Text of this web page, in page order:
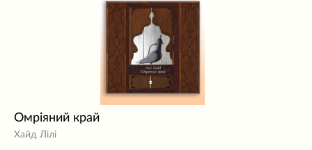
Омріяний край
Хайд Лілі